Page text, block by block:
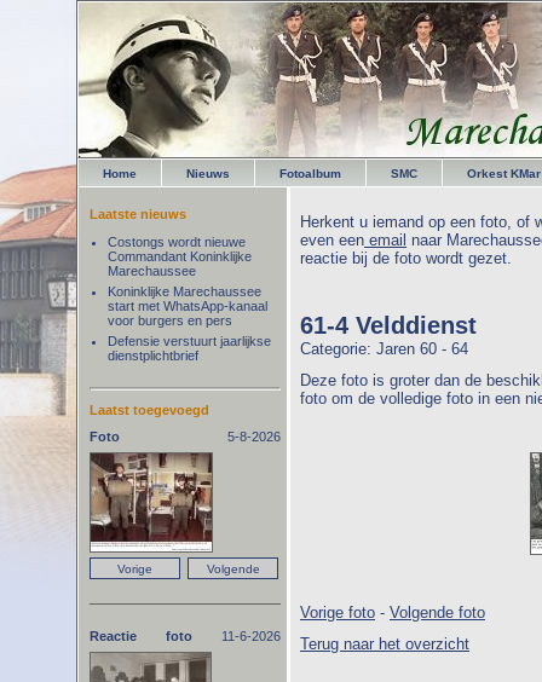
Home Nieuws Fotoalbum SMC Orkest KMar
Herkent u iemand op een foto, of
even een email naar
reactie bij de foto wordt gezet.
61-4 Velddienst
Categorie: Jaren 60 - 64
Deze foto is groter dan de
foto om de volledige foto in een
Vorige foto - Volgende foto
Terug naar het overzicht
Laatste nieuws
Costongs wordt nieuwe
Commandant Koninklijke
Marechaussee
Koninklijke Marechaussee
start met WhatsApp-kanaal
voor burgers en pers
Defensie verstuurt jaarlijkse
dienstplichtbrief
Laatst toegevoegd
Foto
5-8-2026
Reactie foto 11-6-2026